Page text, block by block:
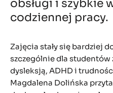
obsługi i szybkie
codziennej pracy.
Zajęcia stały się bardziej
szczególnie dla
dysleksją, ADHD i
Magdalena Dolińska